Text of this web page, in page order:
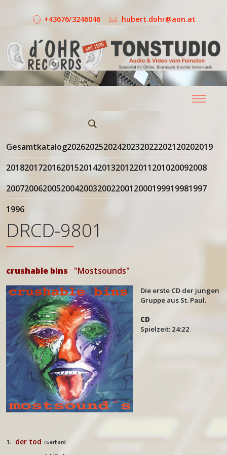
+43676/3246046 hubert.dohr@aon.at
Gesamtkatalog20262025202420232022202120202019
20182017201620152014201320122011201020092008
20072006200520042003200220012000199919981997
1996
DRCD-9801
crushable bins "Mostsounds"
Die erste CD der jungen
Gruppe aus St. Paul.
CD
Spielzeit: 24:22
1. der tod (Gerhard